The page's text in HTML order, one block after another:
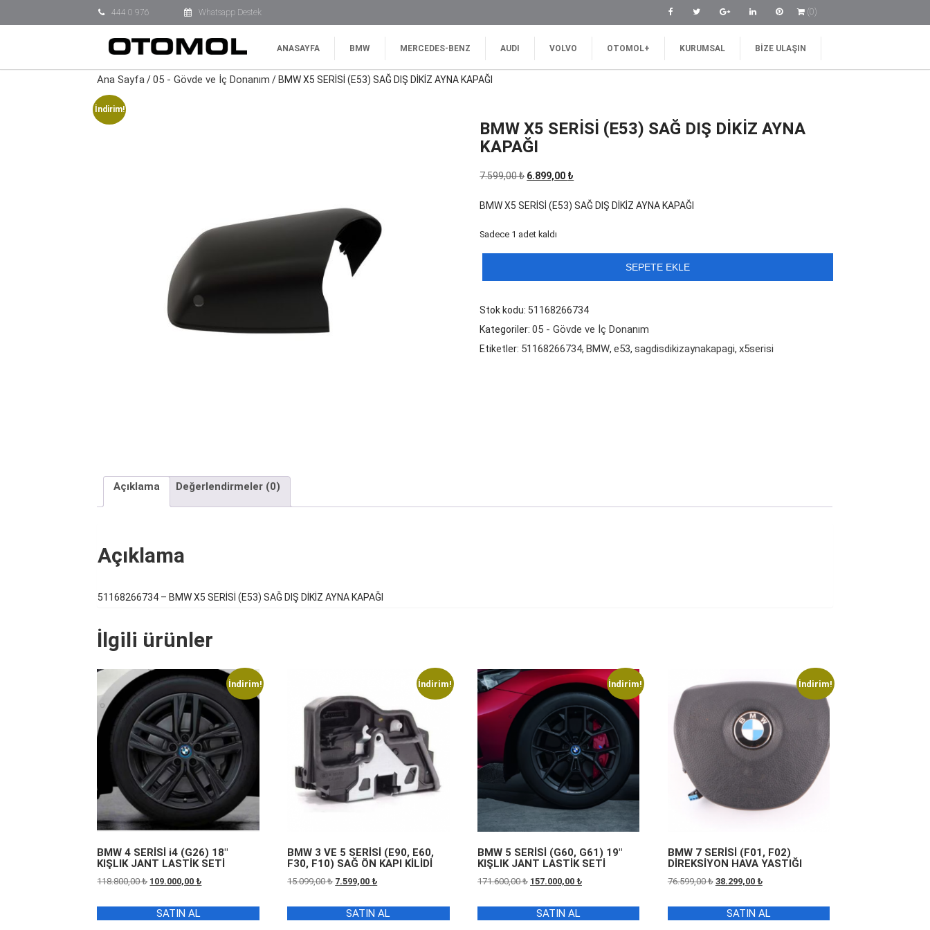
444 0 976 Whatsapp Destek (0)
ANASAYFA BMW MERCEDES-BENZ AUDI VOLVO OTOMOL+ KURUMSAL BIZE ULAŞIN
Ana Sayfa/05 - Gövde ve İç Donanım / BMW X5 SERİSİ (E53) SAĞ DIŞ DİKİZ AYNA KAPAĞI
İndirim!
BMW X5 SERİSİ (E53) SAĞ DIŞ DİKİZ AYNA
KAPAĞI
7.599,00₺ Orijinal
7.599,00 ₺.
6.899,00 ₺
BMW X5 SERİSİ (E53) SAĞ DIŞ DİKİZ AYNA KAPAĞI
Sadece 1 adet kaldı
X5
SEPETE EKLE
Stok kodu: 51168266734
Kategoriler:05 - Gövde ve İç Donanım
Etiketler: 51168266734, BMW,e53,sagdisdi̇ki̇zaynakapagi,x5serisi
Açıklama Değerlendirmeler (0)
Açıklama
51168266734 – BMW X5 SERİSİ (E53) SAĞ DIŞ DİKİZ AYNA KAPAĞI
İlgili ürünler
İndirim!
BMW 4 SERİSİ i4 (G26) 18″
KIŞLIK JANT LASTİK SETİ
118.800,00₺ Orijinal
118.800,00 ₺.
109.000,00₺Şu
fiyat:
109.000,00 ₺.
SATIN AL
İndirim!
BMW 3 VE 5 SERİSİ (E90, E60,
F30, F10) SAĞ ÖN KAPI KİLİDİ
15.099,00₺ Orijinal
15.099,00 ₺.
7.599,00₺Şu
fiyat:
7.599,00 ₺.
SATIN AL
İndirim!
BMW 5 SERİSİ (G60, G61) 19″
KIŞLIK JANT LASTİK SETİ
171.600,00₺ Orijinal
171.600,00 ₺.
157.000,00₺Şu
fiyat:
157.000,00 ₺.
SATIN AL
İndirim!
BMW 7 SERİSİ (F01, F02)
DİREKSİYON HAVA YASTIĞI
76.599,00₺ Orijinal
76.599,00 ₺.
38.299,00 ₺Şu
fiyat:
38.299,00 ₺.
SATIN AL